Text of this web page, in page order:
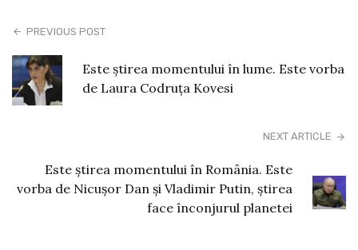
PREVIOUS POST
Este știrea momentului în lume. Este vorba
de Laura Codruța Kovesi
NEXT ARTICLE
Este știrea momentului în România. Este
vorba de Nicușor Dan și Vladimir Putin, știrea
face înconjurul planetei